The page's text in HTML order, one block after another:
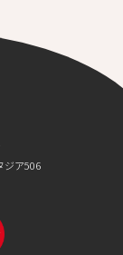
ジア506